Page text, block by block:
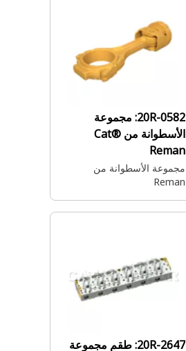
20R-0582:
مجموعة
الأسطوانة من Cat®
Reman
مجموعة الأسطوانة من
Reman
20R-2647:
طقم مجموعة